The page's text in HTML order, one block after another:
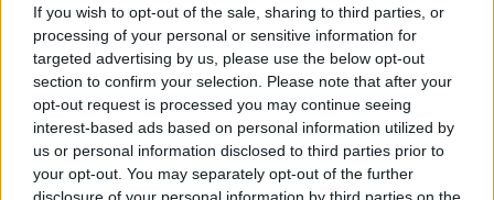
If you wish to opt-out of the sale, sharing to third parties, or
processing of your personal or sensitive information for
targeted advertising by us, please use the below opt-out
section to confirm your selection. Please note that after your
opt-out request is processed you may continue seeing
interest-based ads based on personal information utilized by
us or personal information disclosed to third parties prior to
your opt-out. You may separately opt-out of the further
disclosure of your personal information by third parties on the
Bargellini, trovato senza vita domenica pomeriggio nella sua casa
di via Reginaldo Giuliani, le cause della morte risulterebbero
naturali. La procura di Firenze ha comunque disposto l'autopsia,
come sempre in circostanze come queste.
Intanto, sin dai primi istanti dopo la diffusione della notizia della
morte del leader del Movimento di lotta per la casa, sono stati in
tanti ad arrivare sotto all'edificio dove abitava Bargellini, Si è trattato
di conoscenti, amici e cittadini. Alcuni, a quanto pare, sapevano che